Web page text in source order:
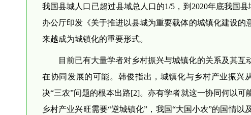
我国县城人口已超过县域总人口的1/5，到2020年底我国
办公厅印发《关于推进以县城为重要载体的城镇化建设
来越成为城镇化的重要形式。
目前已有大量学者对乡村振兴与城镇化的关系及其
在协同发展的可能。韩俊指出，城镇化与乡村产业振兴
决“三农”问题的根本出路[2]。亦有学者就这一协同何以
乡村产业兴旺需要“逆城镇化”，我国“大国小农”的国情